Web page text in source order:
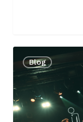
concert
à
La
Blog